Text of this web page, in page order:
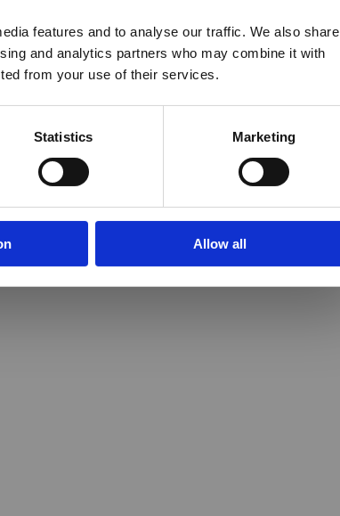
features and to analyse our traffic. We also share
and analytics partners who may combine it with
from your use of their services.
Statistics Marketing
Allow all
Website?